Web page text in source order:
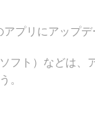
プリにアップデ
フト）などは、
。